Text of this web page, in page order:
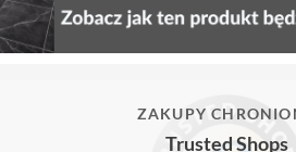
ZAKUPY
Trusted Shops